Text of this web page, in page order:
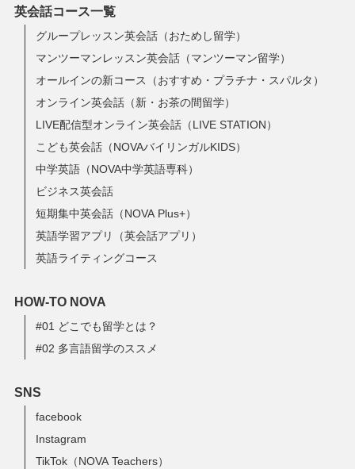
英会話コース一覧
グループレッスン英会話（おためし留学）
マンツーマンレッスン英会話（マンツーマン留学）
オールインの新コース（おすすめ・プラチナ・スパルタ）
オンライン英会話（新・お茶の間留学）
LIVE配信型オンライン英会話（LIVE STATION）
こども英会話（NOVAバイリンガルKIDS）
中学英語（NOVA中学英語専科）
ビジネス英会話
短期集中英会話（NOVA Plus+）
英語学習アプリ（英会話アプリ）
英語ライティングコース
HOW-TO NOVA
#01 どこでも留学とは？
#02 多言語留学のススメ
SNS
facebook
Instagram
TikTok（NOVA Teachers）